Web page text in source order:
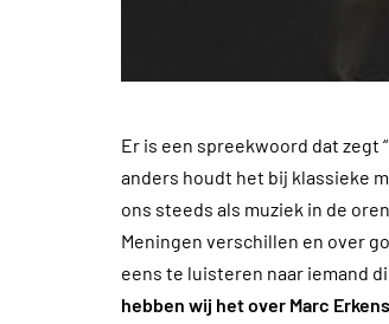
Er is een spreekwoord dat zegt
anders houdt het bij klassieke
ons steeds als muziek in de
Meningen verschillen en over
eens te luisteren naar iemand
hebben wij het over Marc